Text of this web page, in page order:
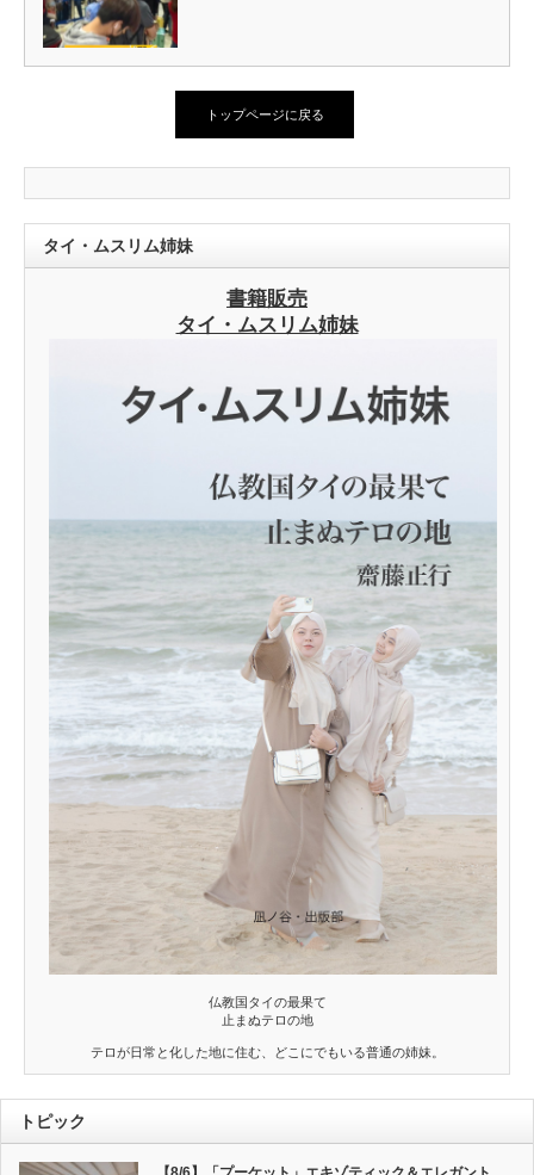
トップページに戻る
タイ・ムスリム姉妹
書籍販売
タイ・ムスリム姉妹
仏教国タイの最果て
止まぬテロの地
テロが日常と化した地に住む、どこにでもいる普通の姉妹。
トピック